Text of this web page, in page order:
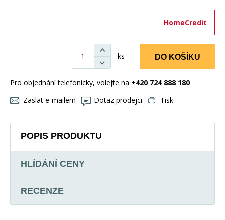
HomeCredit
ks DO KOŠÍKU
Pro objednání telefonicky, volejte na +420 724 888 180
Zaslat e-mailem
Dotaz prodejci Tisk
POPIS PRODUKTU
HLÍDÁNÍ CENY
RECENZE